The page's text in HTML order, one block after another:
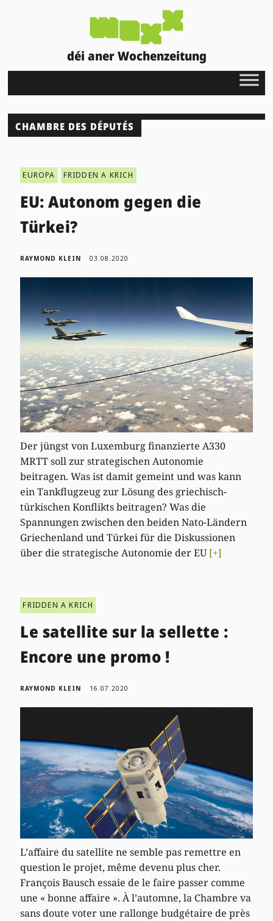
déi aner Wochenzeitung
CHAMBRE DES DÉPUTÉS
EUROPA FRIDDEN A KRICH
EU: Autonom gegen die
Türkei?
RAYMOND KLEIN 03.08.2020
Der jüngst von Luxemburg finanzierte A330
MRTT soll zur strategischen Autonomie
beitragen. Was ist damit gemeint und was kann
ein Tankflugzeug zur Lösung des griechisch-
türkischen Konflikts beitragen? Was die
Spannungen zwischen den beiden Nato-Ländern
Griechenland und Türkei für die Diskussionen
über die strategische Autonomie der EU [+]
FRIDDEN A KRICH
Le satellite sur la sellette :
Encore une promo !
RAYMOND KLEIN 16.07.2020
L’affaire du satellite ne semble pas remettre en
question le projet, même devenu plus cher.
François Bausch essaie de le faire passer comme
une « bonne affaire ». À l’automne, la Chambre va
sans doute voter une rallonge budgétaire de près